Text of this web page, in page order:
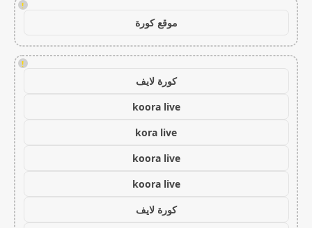
!
موقع كورة
!
كورة لايف
koora live
kora live
koora live
koora live
كورة لايف